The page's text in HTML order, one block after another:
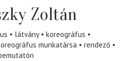
Zoltán
látvány
koreográfus
munkatársa
rendező